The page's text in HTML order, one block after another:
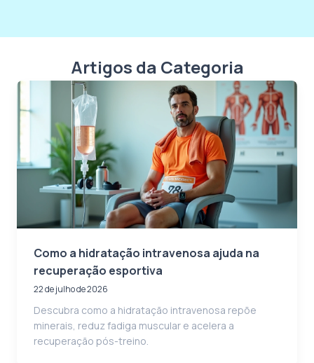
Artigos da Categoria
Como a hidratação intravenosa ajuda na
recuperação esportiva
22 de julho de 2026
Descubra como a hidratação intravenosa repõe
minerais, reduz fadiga muscular e acelera a
recuperação pós-treino.